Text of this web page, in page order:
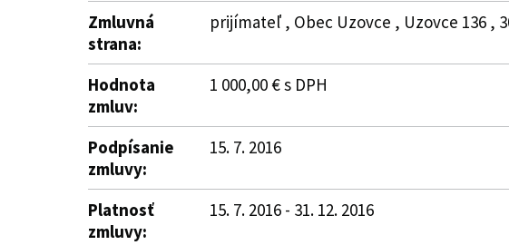
Zmluvná
strana:
prijímateľ , Obec Uzovce , Uzovce 136 ,
Hodnota
zmluv:
1 000,00 € s DPH
Podpísanie
zmluvy:
15. 7. 2016
Platnosť
zmluvy:
15. 7. 2016 - 31. 12. 2016